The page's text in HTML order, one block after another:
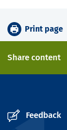
Print page
Share content
Feedback